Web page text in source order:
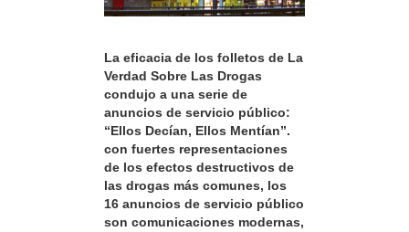
La eficacia de los folletos de La
Verdad Sobre Las Drogas
condujo a una serie de
anuncios de servicio público:
“Ellos Decían, Ellos Mentían”.
con fuertes representaciones
de los efectos destructivos de
las drogas más comunes, los
16 anuncios de servicio público
son comunicaciones modernas,